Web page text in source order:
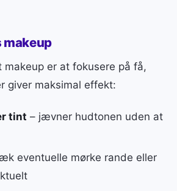
makeup
makeup er at fokusere på få,
giver maksimal effekt:
tint – jævner hudtonen uden at
eventuelle mørke rande eller